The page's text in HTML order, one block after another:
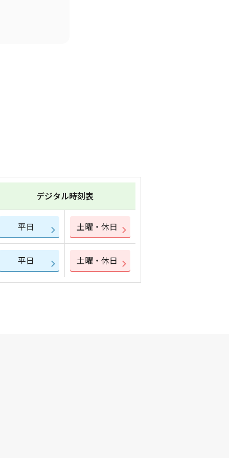
デジタル時刻表
平日 土曜・休日
平日 土曜・休日